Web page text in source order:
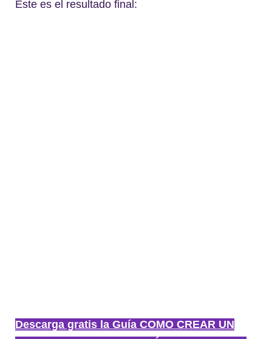
Este es el resultado final:
Descarga gratis la Guía COMO CREAR UN